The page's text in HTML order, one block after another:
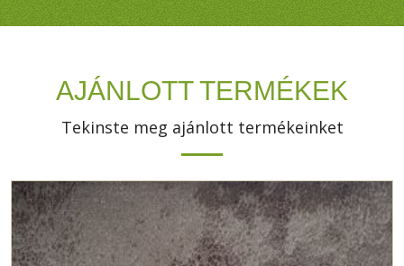
AJÁNLOTT TERMÉKEK
Tekinste meg ajánlott termékeinket